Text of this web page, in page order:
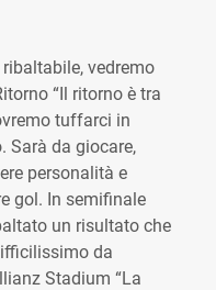
vedremo
“Il ritorno è tra
tuffarci in
Sarà da giocare,
personalità e
gol. In semifinale
un risultato che
da
Stadium “La